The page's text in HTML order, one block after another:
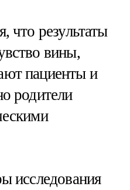
что результаты
вины,
пациенты и
родители
исследования